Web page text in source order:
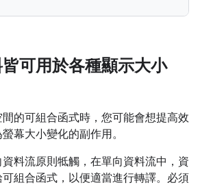
可用於各種顯示大小
的可組合函式時，您可能會想提高效
幕大小變化的副作用。
料流原則牴觸，在單向資料流中，資
組合函式，以便適當進行轉譯。必須